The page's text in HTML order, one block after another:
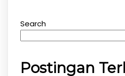
Search
Postingan